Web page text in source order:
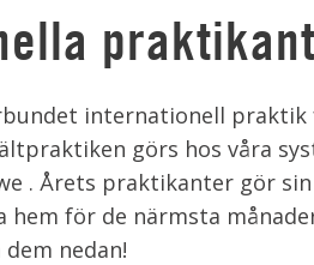
internationell
görs hos våra
. Årets praktikanter gör
för de närmsta
nedan!